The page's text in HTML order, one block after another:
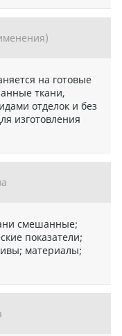
на готовые
ткани,
отделок и без
изготовления
смешанные;
показатели;
материалы;